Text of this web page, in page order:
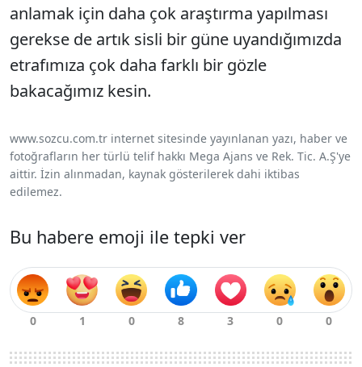
anlamak için daha çok araştırma yapılması
gerekse de artık sisli bir güne uyandığımızda
etrafımıza çok daha farklı bir gözle
bakacağımız kesin.
www.sozcu.com.tr internet sitesinde yayınlanan yazı, haber ve
fotoğrafların her türlü telif hakkı Mega Ajans ve Rek. Tic. A.Ş'ye
aittir. İzin alınmadan, kaynak gösterilerek dahi iktibas
edilemez.
Bu habere emoji ile tepki ver